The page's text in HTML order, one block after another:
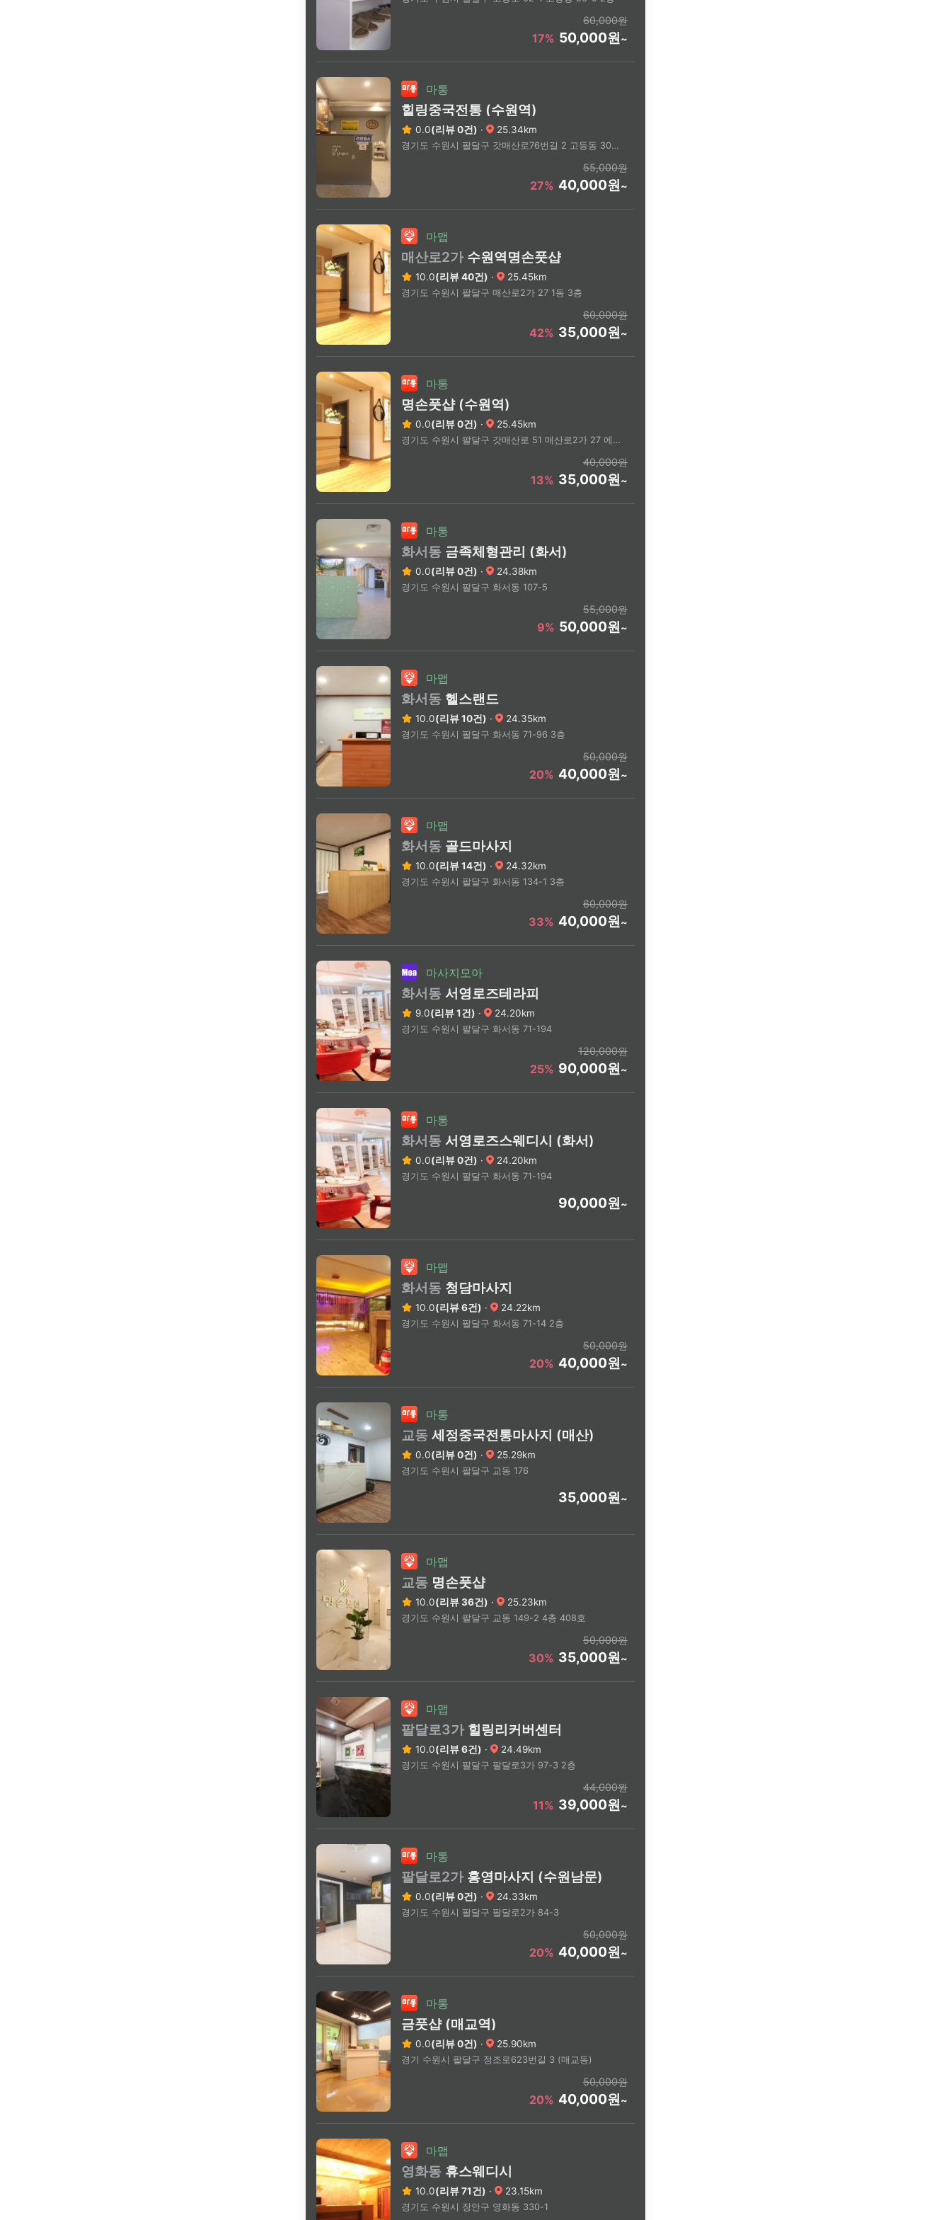
60,000원
17% 50,000원~
마통
힐링중국전통 (수원역)
0.0(리뷰 0건) · 25.34km
경기도 수원시 팔달구 갓매산로76번길 2 고등동 300-10 3층
55,000원
27% 40,000원~
마맵
매산로2가수원역명손풋샵
10.0(리뷰 40건) · 25.45km
경기도 수원시 팔달구 매산로2가 27 1동 3층
60,000원
42% 35,000원~
마통
명손풋샵 (수원역)
0.0(리뷰 0건) · 25.45km
경기도 수원시 팔달구 갓매산로 51 매산로2가 27 에스알프라자23차 1동 3층
40,000원
13% 35,000원~
마통
화서동 금족체형관리 (화서)
0.0(리뷰 0건) · 24.38km
경기도 수원시 팔달구 화서동 107-5
55,000원
9% 50,000원~
마맵
화서동 헬스랜드
10.0(리뷰 10건) · 24.35km
경기도 수원시 팔달구 화서동 71-96 3층
50,000원
20% 40,000원~
마맵
화서동 골드마사지
10.0(리뷰 14건) · 24.32km
경기도 수원시 팔달구 화서동 134-1 3층
60,000원
33% 40,000원~
마사지모아
화서동 서영로즈테라피
9.0(리뷰 1건) · 24.20km
경기도 수원시 팔달구 화서동 71-194
120,000원
25% 90,000원~
마통
화서동 서영로즈스웨디시 (화서)
0.0(리뷰 0건) · 24.20km
경기도 수원시 팔달구 화서동 71-194
90,000원~
마맵
화서동 청담마사지
10.0(리뷰 6건) · 24.22km
경기도 수원시 팔달구 화서동 71-14 2층
50,000원
20% 40,000원~
마통
교동 세정중국전통마사지 (매산)
0.0(리뷰 0건) · 25.29km
경기도 수원시 팔달구 교동 176
35,000원~
마맵
교동 명손풋샵
10.0(리뷰 36건) · 25.23km
경기도 수원시 팔달구 교동 149-2 4층 408호
50,000원
30% 35,000원~
마맵
팔달로3가힐링리커버센터
10.0(리뷰 6건) · 24.49km
경기도 수원시 팔달구 팔달로3가 97-3 2층
44,000원
11% 39,000원~
마통
팔달로2가홍영마사지 (수원남문)
0.0(리뷰 0건) · 24.33km
경기도 수원시 팔달구 팔달로2가 84-3
50,000원
20% 40,000원~
마통
금풋샵 (매교역)
0.0(리뷰 0건) · 25.90km
경기 수원시 팔달구 정조로623번길 3 (매교동)
50,000원
20% 40,000원~
마맵
영화동 휴스웨디시
10.0(리뷰 71건) · 23.15km
경기도 수원시 장안구 영화동 330-1